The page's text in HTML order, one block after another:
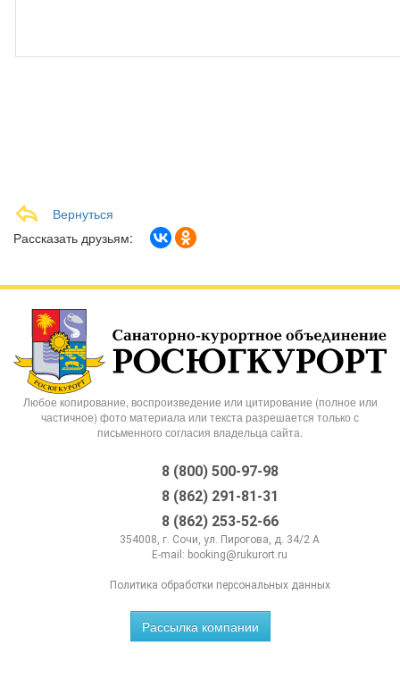
Вернуться
Рассказать друзьям:
Любое копирование, воспроизведение или цитирование (полное или
частичное) фото материала или текста разрешается только с
письменного согласия владельца сайта.
8 (800) 500-97-98
8 (862) 291-81-31
8 (862) 253-52-66
354008, г. Сочи, ул. Пирогова, д. 34/2 А
E-mail: booking@rukurort.ru
Политика обработки персональных данных
Рассылка компании